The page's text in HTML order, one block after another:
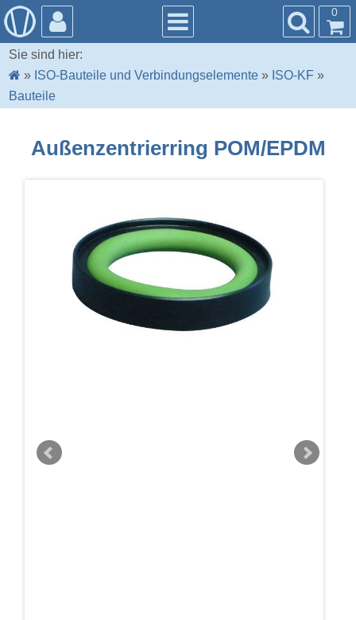
0
Sie sind hier:
» ISO-Bauteile und Verbindungselemente » ISO-KF »
Bauteile
Außenzentrierring POM/EPDM